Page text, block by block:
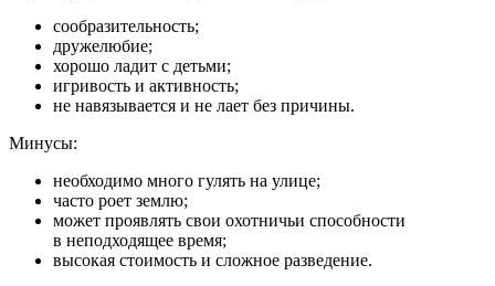
сообразительность;
дружелюбие;
хорошо ладит с детьми;
игривость и активность;
не навязывается и не лает без причины.
Минусы:
необходимо много гулять на улице;
часто роет землю;
может проявлять свои охотничьи способности
в неподходящее время;
высокая стоимость и сложное разведение.